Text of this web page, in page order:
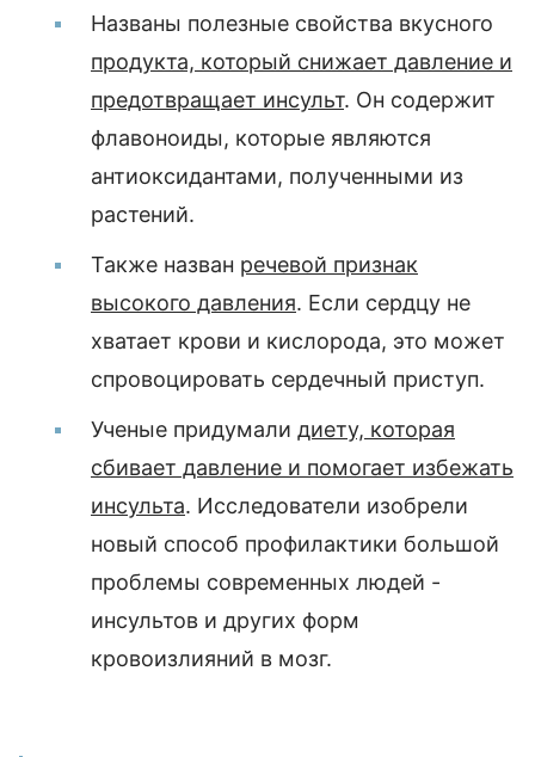
Названы полезные свойства вкусного
продукта, который снижает давление и
предотвращает инсульт. Он содержит
флавоноиды, которые являются
антиоксидантами, полученными из
растений.
Также назван речевой признак
высокого давления. Если сердцу не
хватает крови и кислорода, это может
спровоцировать сердечный приступ.
Ученые придумали диету, которая
сбивает давление и помогает избежать
инсульта. Исследователи изобрели
новый способ профилактики большой
проблемы современных людей -
инсультов и других форм
кровоизлияний в мозг.